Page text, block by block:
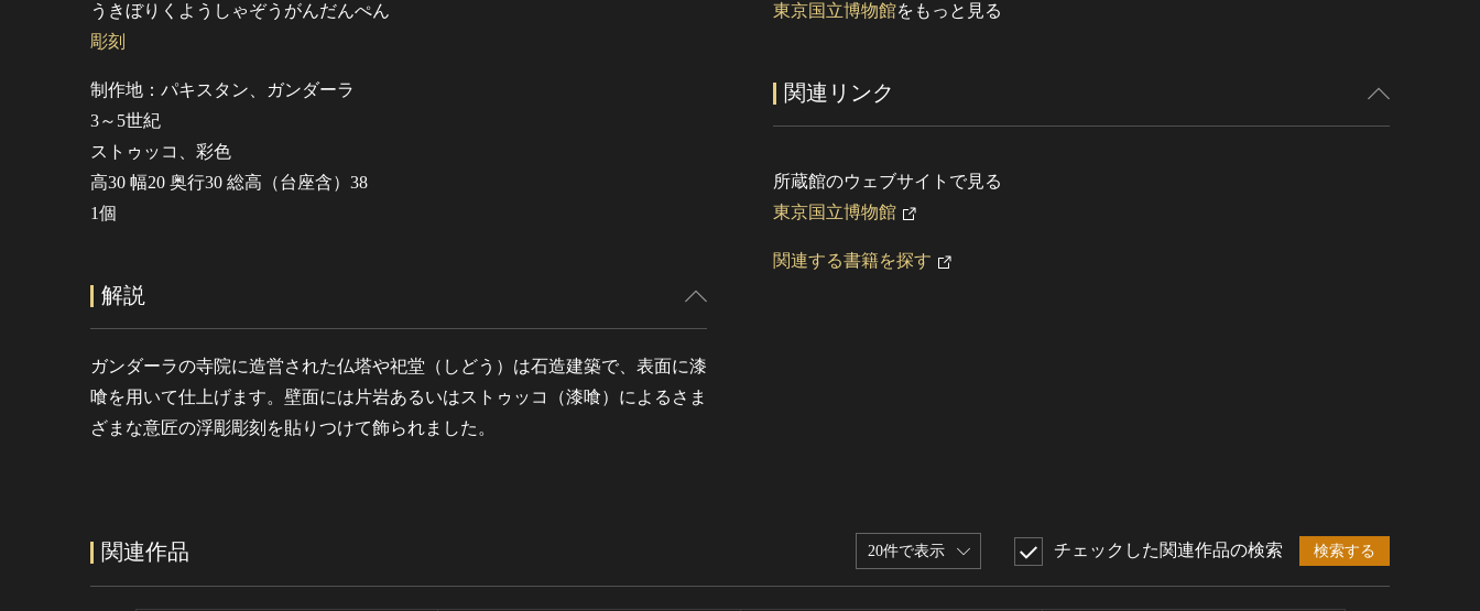
うきぼりくようしゃぞうがんだんぺん
彫刻
制作地：パキスタン、ガンダーラ
3～5世紀
ストゥッコ、彩色
高30 幅20 奥行30 総高（台座含）38
1個
解説
ガンダーラの寺院に造営された仏塔や祀堂（しどう）は石造建築で、表面に漆
喰を用いて仕上げます。壁面には片岩あるいはストゥッコ（漆喰）によるさま
ざまな意匠の浮彫彫刻を貼りつけて飾られました。
東京国立博物館をもっと見る
関連リンク
所蔵館のウェブサイトで見る
東京国立博物館
関連する書籍を探す
関連作品 20件で表示 チェックした関連作品の検索 検索する